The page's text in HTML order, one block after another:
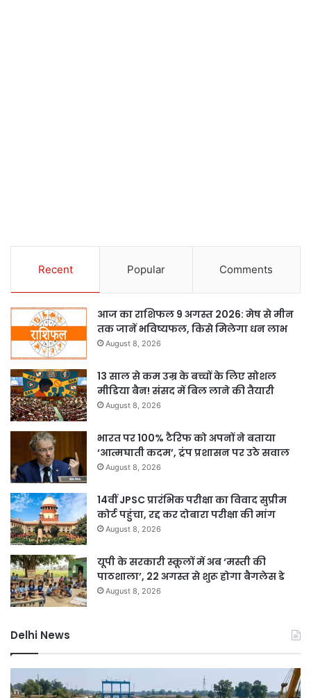
Recent Popular Comments
आज का राशिफल 9 अगस्त 2026: मेष से मीन
तक जानें भविष्यफल, किसे मिलेगा धन लाभ
August 8, 2026
13 साल से कम उम्र के बच्चों के लिए सोशल
मीडिया बैन! संसद में बिल लाने की तैयारी
August 8, 2026
भारत पर 100% टैरिफ को अपनों ने बताया
‘आत्मघाती कदम’, ट्रंप प्रशासन पर उठे सवाल
August 8, 2026
14वीं JPSC प्रारंभिक परीक्षा का विवाद सुप्रीम
कोर्ट पहुंचा, रद्द कर दोबारा परीक्षा की मांग
August 8, 2026
यूपी के सरकारी स्कूलों में अब ‘मस्ती की
पाठशाला’, 22 अगस्त से शुरू होगा बैगलेस डे
August 8, 2026
Delhi News
नहर
में